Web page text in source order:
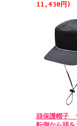
11,430円)
頭保護帽子